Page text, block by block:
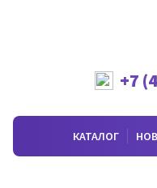
+7
КАТАЛОГ